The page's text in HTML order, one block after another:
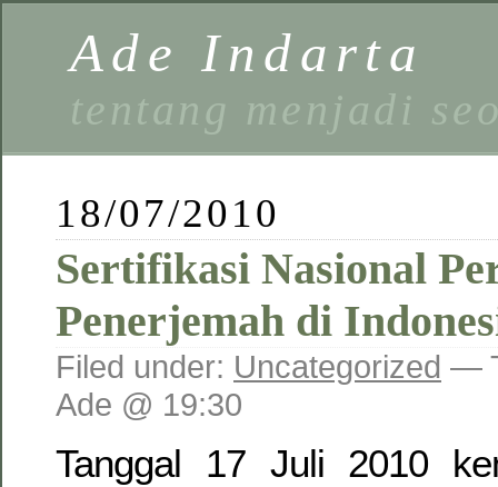
Ade Indarta
tentang menjadi
18/07/2010
Sertifikasi Nasional
Penerjemah di
Filed under: Uncategorized —
Ade @ 19:30
Tanggal 17 Juli 2010